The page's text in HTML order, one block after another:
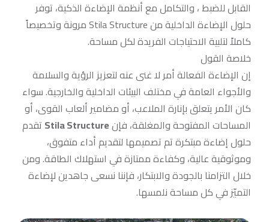
القابل للضبط ، والتكامل مع أنظمة الإضاءة الذكية، توفر
حلول الإضاءة الداخلية من Stila Structure مرونة وتخصيصاً
كاملاً لتلبية الاحتياجات الفريدة لكل مساحة.
خلاصة القول
إن الإضاءة الفعالة أمر لا غنى عنه لتعزيز الرؤية والسلامة
والأجواء العامة في مختلف البيئات الداخلية والخارجية. سواء
كان الأمر يتعلق بإنارة الملاعب، أو مضامير ألعاب القوى، أو
المساحات المفتوحة والمغلقة، فإنStila Structure تقدم
حلول إضاءة مبتكرة تم تصميمها لتقديم أداء متفوق،
وموثوقية عالية، وكفاءة ممتازة في استهلاك الطاقة. ومن
خلال التزامنا بالجودة والابتكار، فإننا نسعى جاهدين لإضاءة
التميّز في كل مساحة نلمسها.